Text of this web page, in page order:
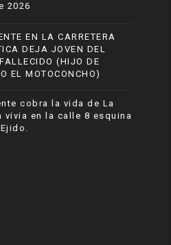
2026
EN LA CARRETERA
DEJA JOVEN DEL
(HIJO DE
EL MOTOCONCHO)
cobra la vida de La
vivia en la calle 8 esquina